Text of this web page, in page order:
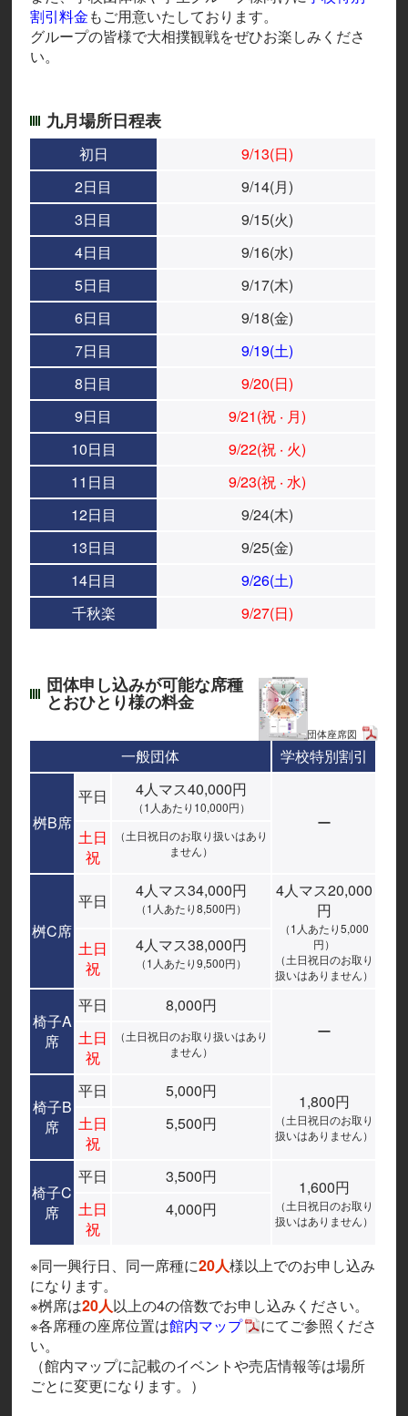
割引料金もご用意いたしております。
グループの皆様で大相撲観戦をぜひお楽しみくださ
い。
九月場所日程表
初日
9/13(日)
2日目
9/14(月)
3日目
9/15(火)
4日目
9/16(水)
5日目
9/17(木)
6日目
9/18(金)
7日目
9/19(土)
8日目
9/20(日)
9日目
9/21(祝・ 月)
10日目
9/22(祝・ 火)
11日目
9/23(祝・ 水)
12日目
9/24(木)
13日目
9/25(金)
14日目
9/26(土)
千秋楽
9/27(日)
団体座席図
団体申し込みが可能な席種
とおひとり様の料金
一般団体 学校特別割引
桝B席
平日 4人マス40,000円
（1人あたり10,000円）
ー
土日
祝
（土日祝日のお取り扱いはあり
ません）
桝C席
平日
4人マス34,000円
（1人あたり8,500円）
4人マス20,000
円
（1人あたり5,000
円）
（土日祝日のお取り
扱いはありません）
土日
祝
4人マス38,000円
（1人あたり9,500円）
椅子A
席
平日
8,000円
ー
土日
祝
（土日祝日のお取り扱いはあり
ません）
椅子B
席
平日 5,000円
1,800円
（土日祝日のお取り
扱いはありません）
土日
祝
5,500円
椅子C
席
平日 3,500円
1,600円
（土日祝日のお取り
扱いはありません）
土日
祝
4,000円
※同一興行日、同一席種に20人様以上でのお申し込み
になります。
※桝席は20人以上の4の倍数でお申し込みください。
※各席種の座席位置は館内マップ
にてご参照くださ
い。
（館内マップに記載のイベントや売店情報等は場所
ごとに変更になります。）